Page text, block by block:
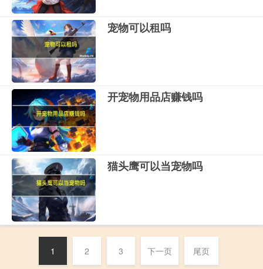
宠物可以租吗
开宠物用品店赚钱吗
猫头鹰可以当宠物吗
1 2 3 下一页 尾页